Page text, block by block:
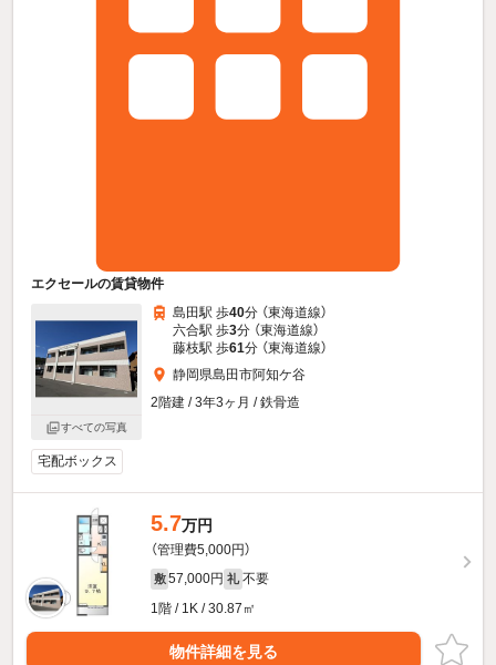
エクセールの賃貸物件
すべての写真
島田駅 歩40分 （東海道線）
六合駅 歩3分 （東海道線）
藤枝駅 歩61分 （東海道線）
静岡県島田市阿知ケ谷
2階建 / 3年3ヶ月 / 鉄骨造
宅配ボックス
5.7万円
（管理費5,000円）
敷 57,000円 礼 不要
1階 / 1K / 30.87㎡
物件詳細を見る